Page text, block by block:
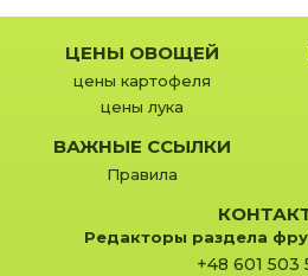
ЦЕНЫ ОВОЩЕЙ
цены картофеля
цены лука
ВАЖНЫЕ ССЫЛКИ
Правила
Редакторы раздела
+48 601 503